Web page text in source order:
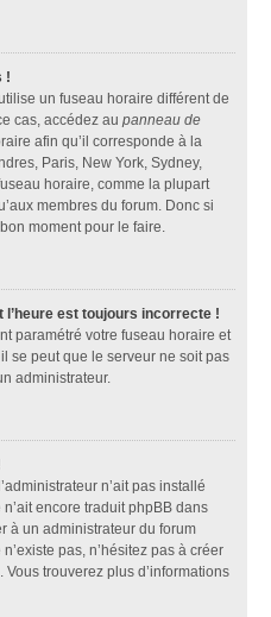
!
un fuseau horaire différent de
cas, accédez au panneau de
afin qu’il corresponde à la
Paris, New York, Sydney,
horaire, comme la plupart
membres du forum. Donc si
moment pour le faire.
l’heure est toujours incorrecte !
paramétré votre fuseau horaire et
se peut que le serveur ne soit pas
administrateur.
n’ait pas installé
encore traduit phpBB dans
à un administrateur du forum
pas, n’hésitez pas à créer
trouverez plus d’informations